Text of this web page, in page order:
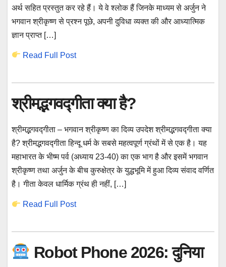
अर्थ सहित प्रस्तुत कर रहे हैं। ये वे श्लोक हैं जिनके माध्यम से अर्जुन ने
भगवान श्रीकृष्ण से प्रश्न पूछे, अपनी दुविधा व्यक्त की और आध्यात्मिक
ज्ञान प्राप्त […]
Read Full Post
श्रीमद्भगवद्गीता क्या है?
श्रीमद्भगवद्गीता – भगवान श्रीकृष्ण का दिव्य उपदेश श्रीमद्भगवद्गीता क्या
है? श्रीमद्भगवद्गीता हिन्दू धर्म के सबसे महत्वपूर्ण ग्रंथों में से एक है। यह
महाभारत के भीष्म पर्व (अध्याय 23-40) का एक भाग है और इसमें भगवान
श्रीकृष्ण तथा अर्जुन के बीच कुरुक्षेत्र के युद्धभूमि में हुआ दिव्य संवाद वर्णित
है। गीता केवल धार्मिक ग्रंथ ही नहीं, […]
Read Full Post
Robot Phone 2026: दुनिया